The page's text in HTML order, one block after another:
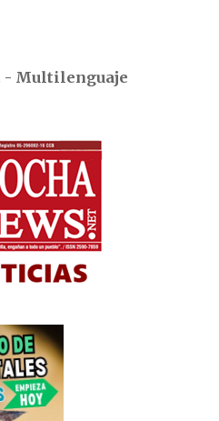
- Multilenguaje